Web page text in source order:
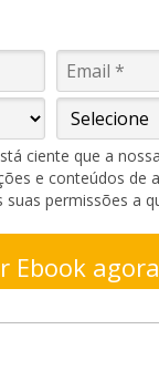
ciente que a
e conteúdos de
permissões a
Ebook